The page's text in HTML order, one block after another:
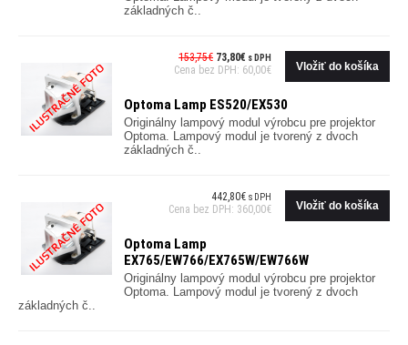
základných č..
153,75€ 73,80€ s DPH
Cena bez DPH: 60,00€
Optoma Lamp ES520/EX530
Originálny lampový modul výrobcu pre projektor
Optoma. Lampový modul je tvorený z dvoch
základných č..
442,80€ s DPH
Cena bez DPH: 360,00€
Optoma Lamp
EX765/EW766/EX765W/EW766W
Originálny lampový modul výrobcu pre projektor
Optoma. Lampový modul je tvorený z dvoch
základných č..